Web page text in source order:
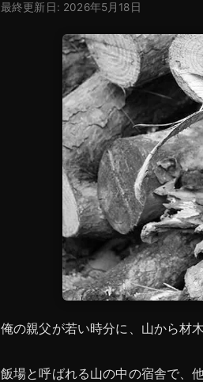
最終更新日: 2026年5月18日
俺の親父が若い時分に、山から材
飯場と呼ばれる山の中の宿舎で、